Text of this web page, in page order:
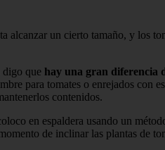
alcanzar un cierto tamaño, y los
digo que hay una gran diferencia
para tomates o enrejados
contenidos.
en espaldera usando un
de inclinar las plantas de